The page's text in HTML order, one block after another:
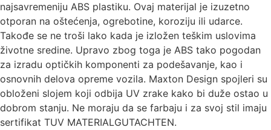
najsavremeniju ABS plastiku. Ovaj materijal je izuzetno
otporan na oštećenja, ogrebotine, koroziju ili udarce.
Takođe se ne troši lako kada je izložen teškim uslovima
životne sredine. Upravo zbog toga je ABS tako pogodan
za izradu optičkih komponenti za podešavanje, kao i
osnovnih delova opreme vozila. Maxton Design spojleri su
obloženi slojem koji odbija UV zrake kako bi duže ostao u
dobrom stanju. Ne moraju da se farbaju i za svoj stil imaju
sertifikat TUV MATERIALGUTACHTEN.